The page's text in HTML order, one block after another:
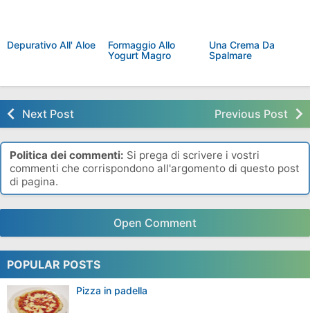
Next Post Previous Post
Politica dei commenti:
commenti che corrispondono all'argomento di questo post
di pagina.
Open Comment
POPULAR POSTS